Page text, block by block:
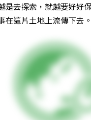
是去探索，就越要好好
在這片土地上流傳下去。